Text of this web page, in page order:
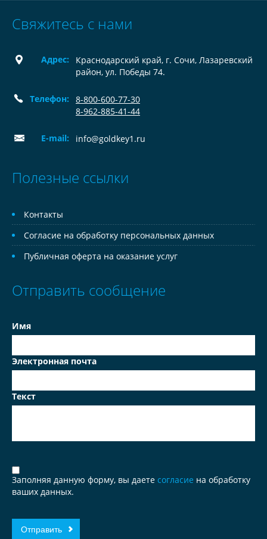
Свяжитесь с нами
Адрес:
Краснодарский край, г. Сочи, Лазаревский
район, ул. Победы 74.
Телефон:
8-800-600-77-30
8-962-885-41-44
E-mail: info@goldkey1.ru
Полезные ссылки
Контакты
Согласие на обработку персональных данных
Публичная оферта на оказание услуг
Отправить сообщение
Имя
Электронная почта
Текст
Заполняя данную форму, вы даете согласие на обработку
ваших данных.